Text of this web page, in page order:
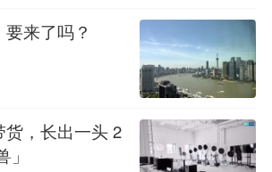
来了吗？
，长出一头 2